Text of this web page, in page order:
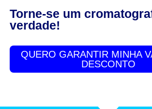
Torne-se um
verdade!
QUERO GARANTIR MINHA
DESCONTO